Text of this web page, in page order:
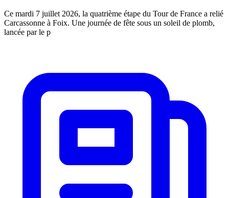
Ce mardi 7 juillet 2026, la quatrième étape du Tour de France a relié
Carcassonne à Foix. Une journée de fête sous un soleil de plomb,
lancée par le p